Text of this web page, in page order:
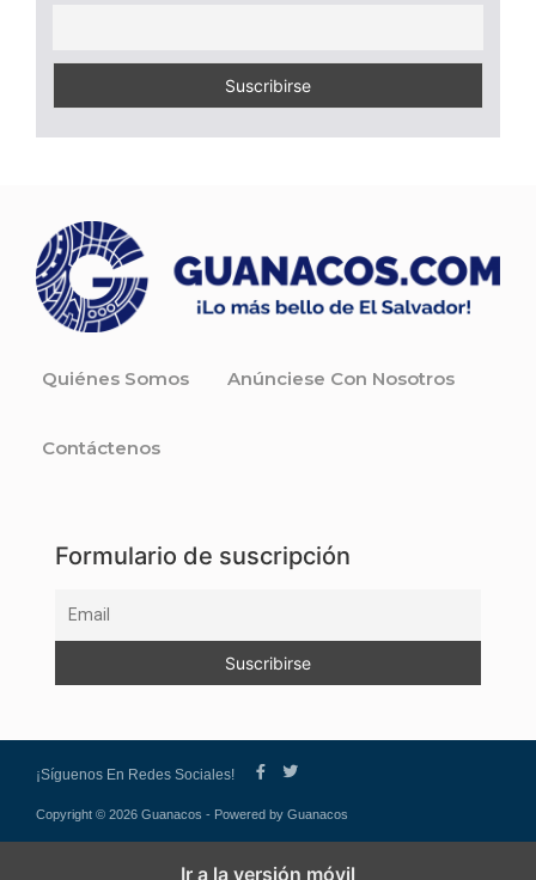
Quiénes Somos Anúnciese Con Nosotros
Contáctenos
Formulario de suscripción
Copyright © 2026 Guanacos - Powered by Guanacos
¡Síguenos En Redes Sociales!
Ir a la versión móvil